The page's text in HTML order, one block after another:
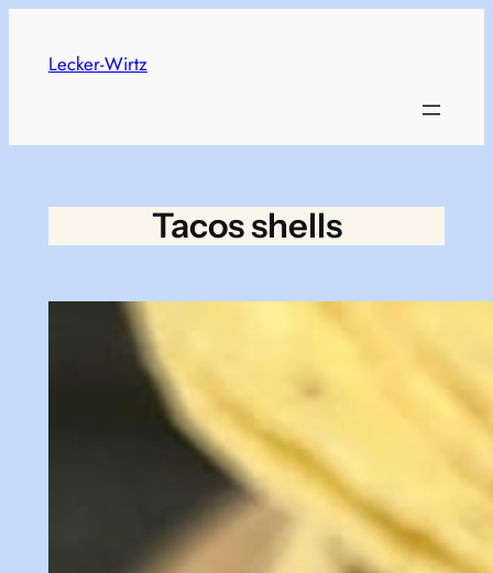
content
Lecker-Wirtz
Tacos shells